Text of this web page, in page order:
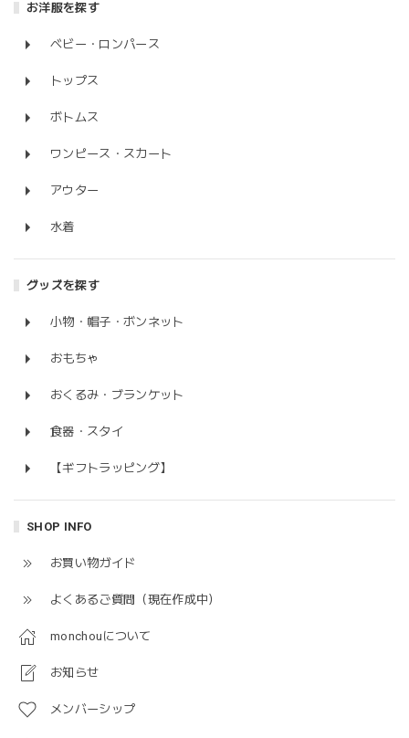
お洋服を探す
ベビー・ロンパース
トップス
ボトムス
ワンピース・スカート
アウター
水着
グッズを探す
小物・帽子・ボンネット
おもちゃ
おくるみ・ブランケット
食器・スタイ
【ギフトラッピング】
SHOP INFO
お買い物ガイド
よくあるご質問（現在作成中）
monchouについて
お知らせ
メンバーシップ